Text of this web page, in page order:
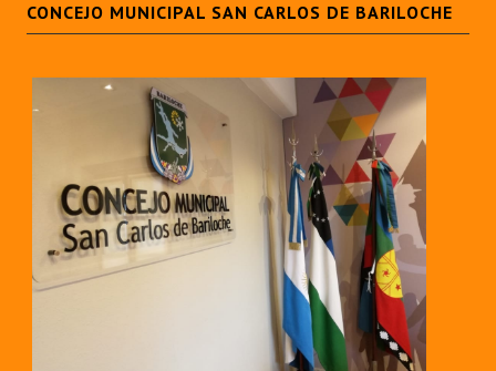
CONCEJO MUNICIPAL SAN CARLOS DE BARILOCHE